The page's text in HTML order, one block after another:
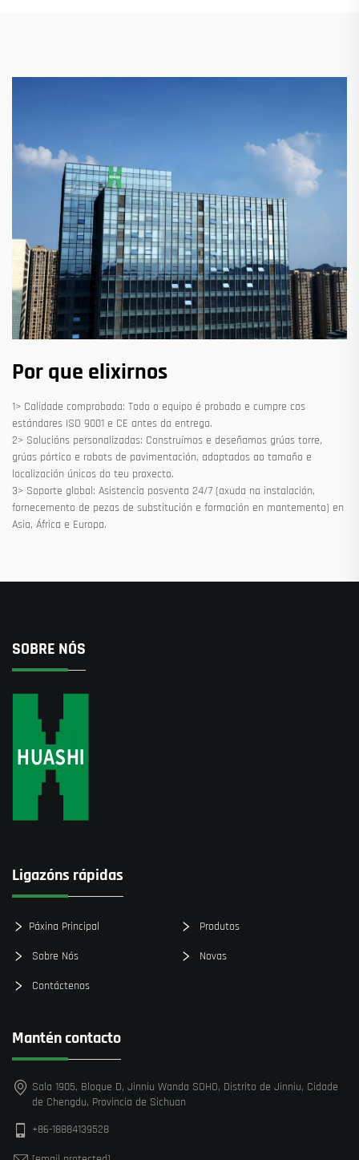
Por que elixirnos
1> Calidade comprobada: Todo o equipo é probado e cumpre cos
estándares ISO 9001 e CE antes da entrega.
2> Solucións personalizadas: Construímos e deseñamos grúas torre,
grúas pórtico e robots de pavimentación, adaptados ao tamaño e
localización únicos do teu proxecto.
3> Soporte global: Asistencia posventa 24/7 (axuda na instalación,
fornecemento de pezas de substitución e formación en mantemento) en
Asia, África e Europa.
SOBRE NÓS
Ligazóns rápidas
Páxina Principal Produtos
Sobre Nós Novas
Contáctenos
Mantén contacto
Sala 1905, Bloque D, Jinniu Wanda SOHO, Distrito de Jinniu, Cidade
de Chengdu, Provincia de Sichuan
+86-18884139528